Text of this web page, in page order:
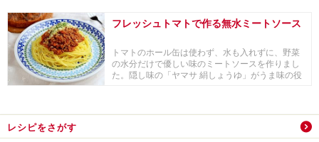
フレッシュトマトで作る無水ミートソース
トマトのホール缶は使わず、水も入れずに、野菜
の水分だけで優しい味のミートソースを作りまし
た。隠し味の「ヤマサ 絹しょうゆ」がうま味の役
レシピをさがす